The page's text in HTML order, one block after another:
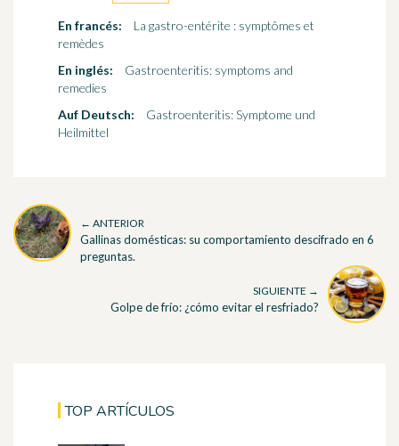
En francés:
La gastro-entérite : symptômes et
remèdes
En inglés:
Gastroenteritis: symptoms and
remedies
Auf Deutsch:
Gastroenteritis: Symptome und
Heilmittel
← ANTERIOR
Gallinas domésticas: su comportamiento descifrado en 6
preguntas.
SIGUIENTE →
Golpe de frío: ¿cómo evitar el resfriado?
TOP ARTÍCULOS